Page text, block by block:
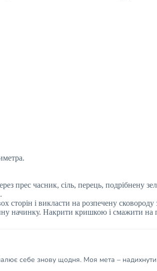
прес часник, сіль, перець, подрібнену
сторін і викласти на розпечену
начинку. Накрити кришкою і смажити на
себе знову щодня. Моя мета – надихнути